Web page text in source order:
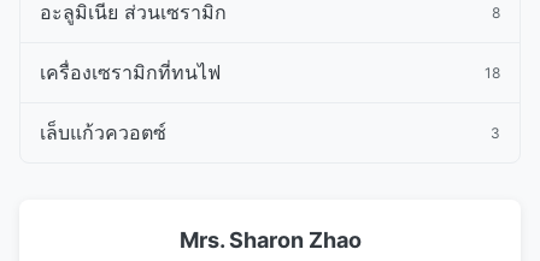
อะลูมิเนีย ส่วนเซรามิก 8
เครื่องเซรามิกที่ทนไฟ 18
เล็บแก้วควอตซ์ 3
Mrs. Sharon Zhao